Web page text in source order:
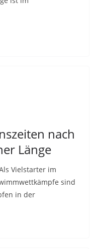
nach
Länge
Vielstarter im
sind
in der